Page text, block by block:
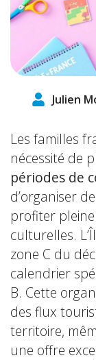
Julien
Les familles
nécessité de
périodes de
d’organiser
profiter
culturelles.
zone C du
calendrier
B. Cette
des flux
territoire,
une offre